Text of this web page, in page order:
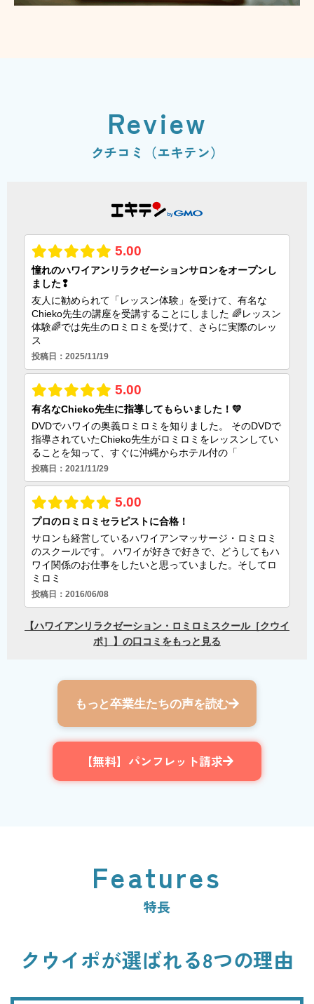
Review
クチコミ（エキテン）
もっと卒業生たちの声を読む
【無料】パンフレット請求
Features
特長
クウイポが選ばれる8つの理由